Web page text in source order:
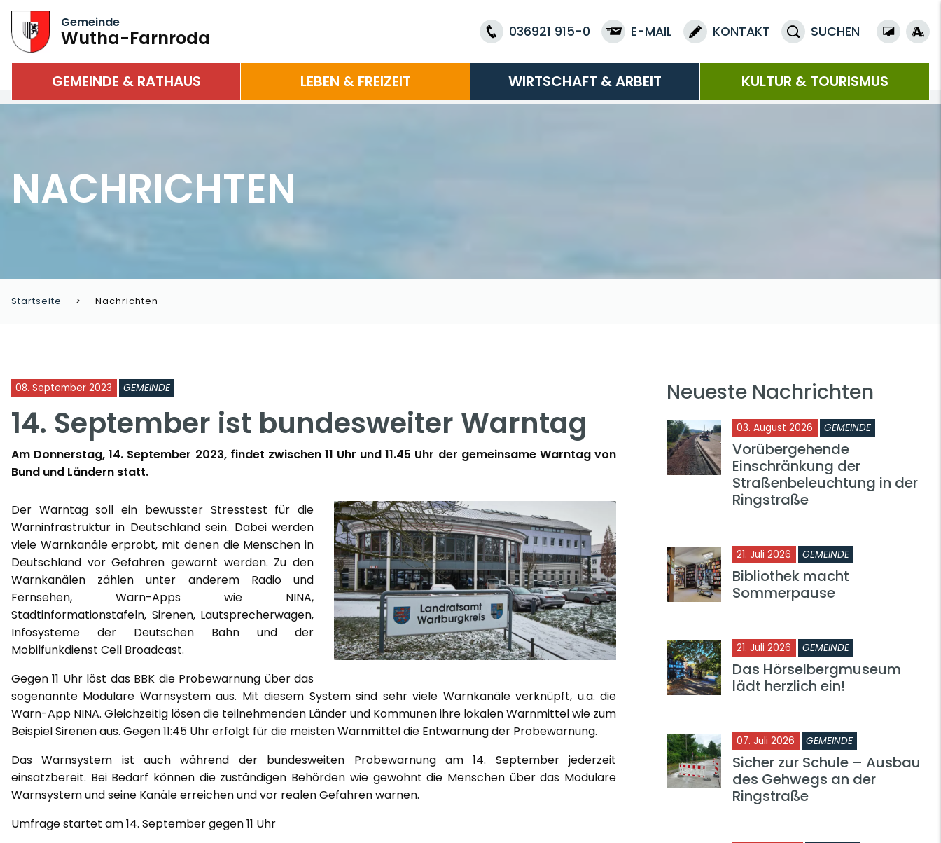
Gemeinde
Wutha-Farnroda 036921 915-0 E-MAIL KONTAKT SUCHEN
GEMEINDE & RATHAUS LEBEN & FREIZEIT WIRTSCHAFT & ARBEIT KULTUR & TOURISMUS
NACHRICHTEN
Startseite Nachrichten
08. September 2023 GEMEINDE
14. September ist bundesweiter Warntag
Am Donnerstag, 14. September 2023, findet zwischen 11 Uhr und 11.45 Uhr der gemeinsame Warntag von
Bund und Ländern statt.
Der Warntag soll ein bewusster Stresstest für die
Warninfrastruktur in Deutschland sein. Dabei werden
viele Warnkanäle erprobt, mit denen die Menschen in
Deutschland vor Gefahren gewarnt werden. Zu den
Warnkanälen zählen unter anderem Radio und
Fernsehen, Warn-Apps wie NINA,
Stadtinformationstafeln, Sirenen, Lautsprecherwagen,
Infosysteme der Deutschen Bahn und der
Mobilfunkdienst Cell Broadcast.
Gegen 11 Uhr löst das BBK die Probewarnung über das
sogenannte Modulare Warnsystem aus. Mit diesem System sind sehr viele Warnkanäle verknüpft, u.a. die
Warn-App NINA. Gleichzeitig lösen die teilnehmenden Länder und Kommunen ihre lokalen Warnmittel wie zum
Beispiel Sirenen aus. Gegen 11:45 Uhr erfolgt für die meisten Warnmittel die Entwarnung der Probewarnung.
Das Warnsystem ist auch während der bundesweiten Probewarnung am 14. September jederzeit
einsatzbereit. Bei Bedarf können die zuständigen Behörden wie gewohnt die Menschen über das Modulare
Warnsystem und seine Kanäle erreichen und vor realen Gefahren warnen.
Umfrage startet am 14. September gegen 11 Uhr
Neueste Nachrichten
03. August 2026 GEMEINDE
Vorübergehende
Einschränkung der
Straßenbeleuchtung in der
Ringstraße
21. Juli 2026 GEMEINDE
Bibliothek macht
Sommerpause
21. Juli 2026 GEMEINDE
Das Hörselbergmuseum
lädt herzlich ein!
07. Juli 2026 GEMEINDE
Sicher zur Schule – Ausbau
des Gehwegs an der
Ringstraße